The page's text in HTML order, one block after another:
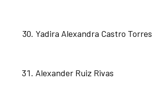
Yadira Alexandra Castro Torres
Alexander Ruiz Rivas